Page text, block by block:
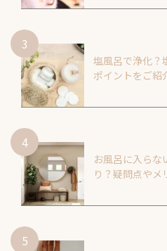
塩風呂で浄化？
ポイントをご紹
お風呂に入らな
り？疑問点やメ